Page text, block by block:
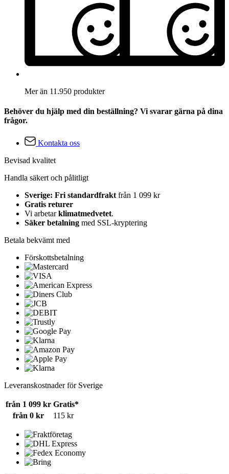
Mer än 11.950 produkter
Behöver du hjälp med din beställning? Vi svarar gärna på dina
frågor.
Kontakta oss
Bevisad kvalitet
Handla säkert och pålitligt
Sverige: Fri standardfrakt från 1 099 kr
Gratis returer
Vi arbetarklimatmedvetet.
Säker betalning med SSL-kryptering
Betala bekvämt med
Förskottsbetalning
Leveranskostnader för Sverige
från 1 099 kr Gratis*
från 0 kr
115 kr